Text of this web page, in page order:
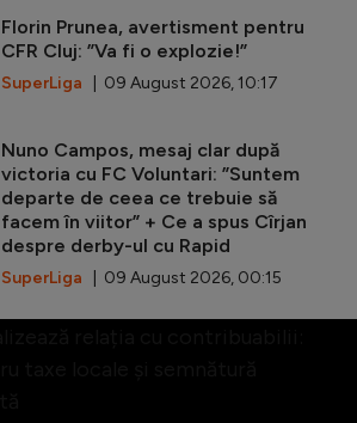
Florin Prunea, avertisment pentru
CFR Cluj: ”Va fi o explozie!”
SuperLiga | 09 August 2026, 10:17
Nuno Campos, mesaj clar după
victoria cu FC Voluntari: ”Suntem
departe de ceea ce trebuie să
facem în viitor” + Ce a spus Cîrjan
despre derby-ul cu Rapid
SuperLiga | 09 August 2026, 00:15